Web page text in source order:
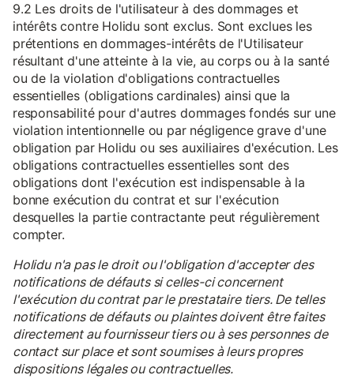
9.2 Les droits de l'utilisateur à des dommages et
intérêts contre Holidu sont exclus. Sont exclues les
prétentions en dommages-intérêts de l'Utilisateur
résultant d'une atteinte à la vie, au corps ou à la santé
ou de la violation d'obligations contractuelles
essentielles (obligations cardinales) ainsi que la
responsabilité pour d'autres dommages fondés sur une
violation intentionnelle ou par négligence grave d'une
obligation par Holidu ou ses auxiliaires d'exécution. Les
obligations contractuelles essentielles sont des
obligations dont l'exécution est indispensable à la
bonne exécution du contrat et sur l'exécution
desquelles la partie contractante peut régulièrement
compter.
Holidu n'a pas le droit ou l'obligation d'accepter des
notifications de défauts si celles-ci concernent
l'exécution du contrat par le prestataire tiers. De telles
notifications de défauts ou plaintes doivent être faites
directement au fournisseur tiers ou à ses personnes de
contact sur place et sont soumises à leurs propres
dispositions légales ou contractuelles.